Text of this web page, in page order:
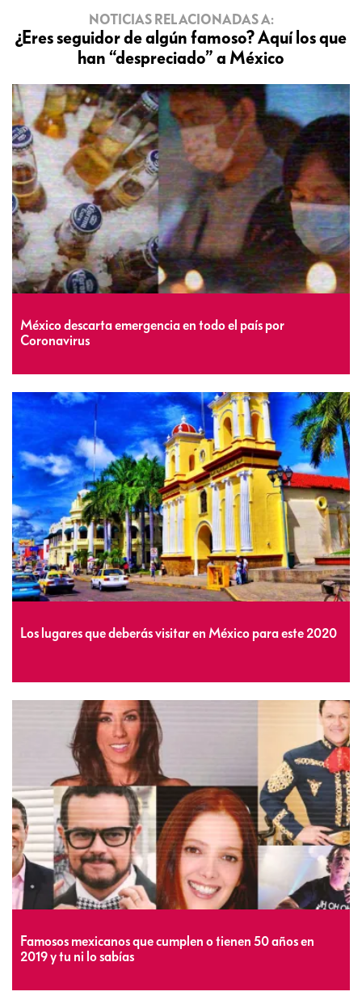
NOTICIAS RELACIONADAS A:
¿Eres seguidor de algún famoso? Aquí los que
han “despreciado” a México
México descarta emergencia en todo el país por
Coronavirus
Los lugares que deberás visitar en México para este 2020
Famosos mexicanos que cumplen o tienen 50 años en
2019 y tu ni lo sabías